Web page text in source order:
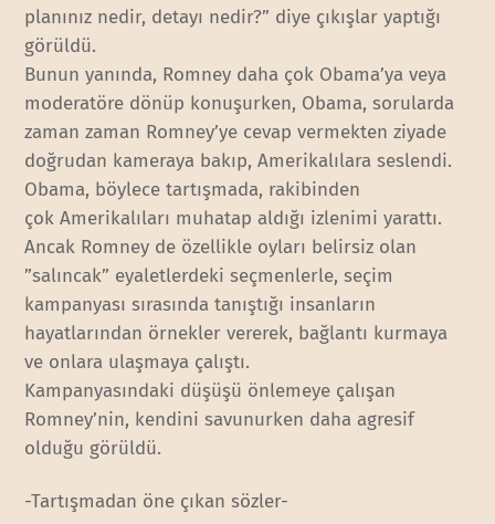
planınız nedir, detayı nedir?” diye çıkışlar yaptığı
görüldü.
Bunun yanında, Romney daha çok Obama’ya veya
moderatöre dönüp konuşurken, Obama, sorularda
zaman zaman Romney’ye cevap vermekten ziyade
doğrudan kameraya bakıp, Amerikalılara seslendi.
Obama, böylece tartışmada, rakibinden
çok Amerikalıları muhatap aldığı izlenimi yarattı.
Ancak Romney de özellikle oyları belirsiz olan
”salıncak” eyaletlerdeki seçmenlerle, seçim
kampanyası sırasında tanıştığı insanların
hayatlarından örnekler vererek, bağlantı kurmaya
ve onlara ulaşmaya çalıştı.
Kampanyasındaki düşüşü önlemeye çalışan
Romney’nin, kendini savunurken daha agresif
olduğu görüldü.
-Tartışmadan öne çıkan sözler-